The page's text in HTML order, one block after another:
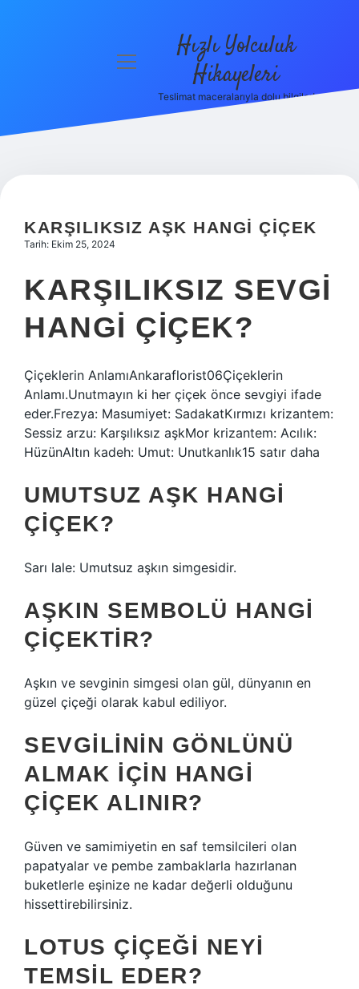
Hakkımızda
menüyü
Hızlı Yolculuk
Hikayeleri
Teslimat maceralarıyla dolu bilgiler!
KARŞILIKSIZ AŞK HANGI ÇIÇEK
Tarih: Ekim 25, 2024
KARŞILIKSIZ SEVGI
HANGI ÇIÇEK?
Çiçeklerin AnlamıAnkaraflorist06Çiçeklerin
Anlamı.Unutmayın ki her çiçek önce sevgiyi ifade
eder.Frezya: Masumiyet: SadakatKırmızı krizantem:
Sessiz arzu: Karşılıksız aşkMor krizantem: Acılık:
HüzünAltın kadeh: Umut: Unutkanlık15 satır daha
UMUTSUZ AŞK HANGI
ÇIÇEK?
Sarı lale: Umutsuz aşkın simgesidir.
AŞKIN SEMBOLÜ HANGI
ÇIÇEKTIR?
Aşkın ve sevginin simgesi olan gül, dünyanın en
güzel çiçeği olarak kabul ediliyor.
SEVGILININ GÖNLÜNÜ
ALMAK IÇIN HANGI
ÇIÇEK ALINIR?
Güven ve samimiyetin en saf temsilcileri olan
papatyalar ve pembe zambaklarla hazırlanan
buketlerle eşinize ne kadar değerli olduğunu
hissettirebilirsiniz.
LOTUS ÇIÇEĞI NEYI
TEMSIL EDER?